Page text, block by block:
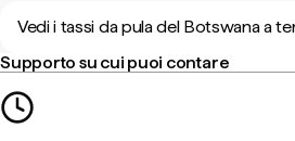
Vedi i tassi da pula del Botswana a
Supporto su cui puoi contare